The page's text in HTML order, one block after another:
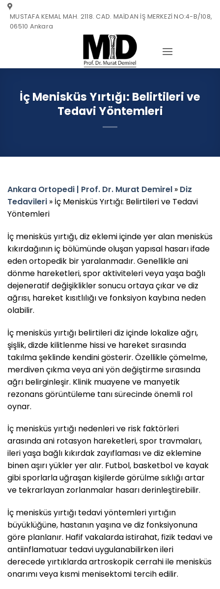
Skip
content
MUSTAFA KEMAL MAH. 2118. CAD. MAİDAN İŞ MERKEZİ NO:4-B/108,
06510 Ankara
İç Menisküs Yırtığı: Belirtileri ve
Tedavi Yöntemleri
Ankara Ortopedi | Prof. Dr. Murat Demirel » Diz
Tedavileri » İç Menisküs Yırtığı: Belirtileri ve Tedavi
Yöntemleri
İç menisküs yırtığı, diz eklemi içinde yer alan menisküs
kıkırdağının iç bölümünde oluşan yapısal hasarı ifade
eden ortopedik bir yaralanmadır. Genellikle ani
dönme hareketleri, spor aktiviteleri veya yaşa bağlı
dejeneratif değişiklikler sonucu ortaya çıkar ve diz
ağrısı, hareket kısıtlılığı ve fonksiyon kaybına neden
olabilir.
İç menisküs yırtığı belirtileri diz içinde lokalize ağrı,
şişlik, dizde kilitlenme hissi ve hareket sırasında
takılma şeklinde kendini gösterir. Özellikle çömelme,
merdiven çıkma veya ani yön değiştirme sırasında
ağrı belirginleşir. Klinik muayene ve manyetik
rezonans görüntüleme tanı sürecinde önemli rol
oynar.
İç menisküs yırtığı nedenleri ve risk faktörleri
arasında ani rotasyon hareketleri, spor travmaları,
ileri yaşa bağlı kıkırdak zayıflaması ve diz eklemine
binen aşırı yükler yer alır. Futbol, basketbol ve kayak
gibi sporlarla uğraşan kişilerde görülme sıklığı artar
ve tekrarlayan zorlanmalar hasarı derinleştirebilir.
İç menisküs yırtığı tedavi yöntemleri yırtığın
büyüklüğüne, hastanın yaşına ve diz fonksiyonuna
göre planlanır. Hafif vakalarda istirahat, fizik tedavi ve
antiinflamatuar tedavi uygulanabilirken ileri
derecede yırtıklarda artroskopik cerrahi ile menisküs
onarımı veya kısmi menisektomi tercih edilir.